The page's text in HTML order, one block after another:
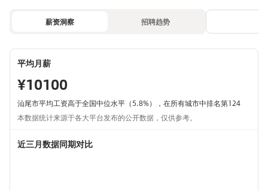
薪资洞察 招聘趋势
平均月薪
¥10100
汕尾市平均工资高于全国中位水平（5.8%），在所有城市中排名第124
本数据统计来源于各大平台发布的公开数据，仅供参考。
近三月数据同期对比